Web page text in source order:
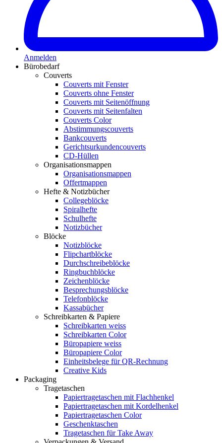
Anmelden
Bürobedarf
Couverts
Couverts mit Fenster
Couverts ohne Fenster
Couverts mit Seitenöffnung
Couverts mit Seitenfalten
Couverts Color
Abstimmungscouverts
Bankcouverts
Gerichtsurkundencouverts
CD-Hüllen
Organisationsmappen
Organisationsmappen
Offertmappen
Hefte & Notizbücher
Collegeblöcke
Spiralhefte
Schulhefte
Notizbücher
Blöcke
Notizblöcke
Flipchartblöcke
Durchschreibeblöcke
Ringbuchblöcke
Zeichenblöcke
Besprechungsblöcke
Telefonblöcke
Kassabücher
Schreibkarten & Papiere
Schreibkarten weiss
Schreibkarten Color
Büropapiere weiss
Büropapiere Color
Einheitsbelege für QR-Rechnung
Creative Kids
Packaging
Tragetaschen
Papiertragetaschen mit Flachhenkel
Papiertragetaschen mit Kordelhenkel
Papiertragetaschen Color
Geschenktaschen
Tragetaschen für Take Away